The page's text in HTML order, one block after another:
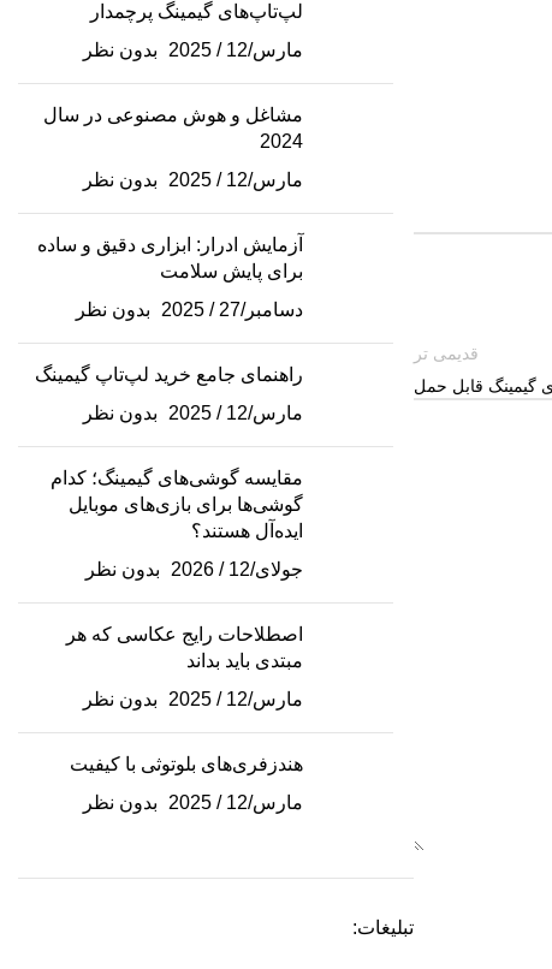
قدیمی تر
گیمینگ قابل حمل
لپ‌تاپ‌های گیمینگ پرچمدار
مارس/12 / 2025
بدون نظر
مشاغل و هوش مصنوعی در سال
2024
مارس/12 / 2025
بدون نظر
آزمایش ادرار: ابزاری دقیق و ساده
برای پایش سلامت
دسامبر/27 / 2025
بدون نظر
راهنمای جامع خرید لپ‌تاپ گیمینگ
مارس/12 / 2025
بدون نظر
مقایسه گوشی‌های گیمینگ؛ کدام
گوشی‌ها برای بازی‌های موبایل
ایده‌آل هستند؟
جولای/12 / 2026
بدون نظر
اصطلاحات رایج عکاسی که هر
مبتدی باید بداند
مارس/12 / 2025
بدون نظر
هندزفری‌های بلوتوثی با کیفیت
مارس/12 / 2025
بدون نظر
تبلیغات: